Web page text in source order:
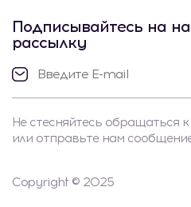
Подписывайтесь на
рассылку
Не стесняйтесь обращаться
или отправьте нам
Copyright © 2025